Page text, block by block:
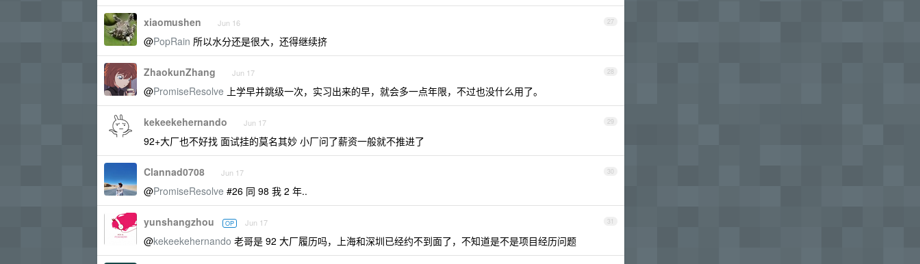
27
xiaomushen Jun 16
@PopRain 所以水分还是很大，还得继续挤
28
ZhaokunZhang Jun 17
@PromiseResolve 上学早并跳级一次，实习出来的早，就会多一点年限，不过也没什么用了。
29
kekeekehernando Jun 17
92+大厂也不好找 面试挂的莫名其妙 小厂问了薪资一般就不推进了
30
Clannad0708 Jun 17
@PromiseResolve #26 同 98 我 2 年..
31
yunshangzhou OP Jun 17
@kekeekehernando 老哥是 92 大厂履历吗，上海和深圳已经约不到面了，不知道是不是项目经历问题